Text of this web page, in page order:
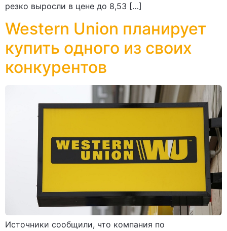
резко выросли в цене до 8,53 […]
Western Union планирует
купить одного из своих
конкурентов
Источники сообщили, что компания по